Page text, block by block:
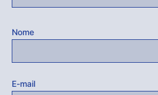
Nome
E-mail